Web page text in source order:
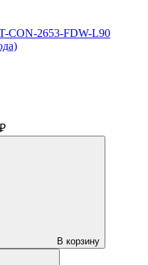
CON-2653-FDW-L90
₽
В корзину